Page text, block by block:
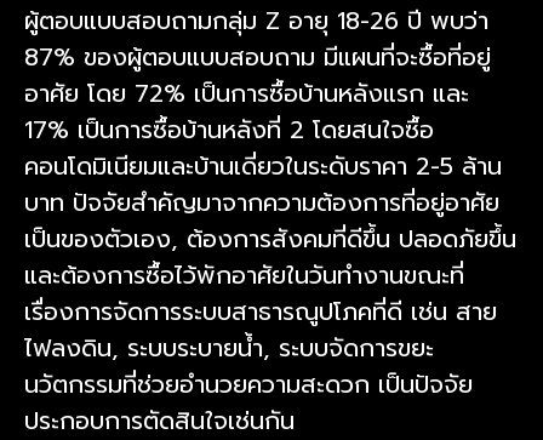
ผู้ตอบแบบสอบถามกลุ่ม Z อายุ 18-26 ปี พบว่า
87% ของผู้ตอบแบบสอบถาม มีแผนที่จะซื้อที่อยู่
อาศัย โดย 72% เป็นการซื้อบ้านหลังแรก และ
17% เป็นการซื้อบ้านหลังที่ 2 โดยสนใจซื้อ
คอนโดมิเนียมและบ้านเดี่ยวในระดับราคา 2-5 ล้าน
บาท ปัจจัยสำคัญมาจากความต้องการที่อยู่อาศัย
เป็นของตัวเอง, ต้องการสังคมที่ดีขึ้น ปลอดภัยขึ้น
และต้องการซื้อไว้พักอาศัยในวันทำงานขณะที่
เรื่องการจัดการระบบสาธารณูปโภคที่ดี เช่น สาย
ไฟลงดิน, ระบบระบายน้ำ, ระบบจัดการขยะ
นวัตกรรมที่ช่วยอำนวยความสะดวก เป็นปัจจัย
ประกอบการตัดสินใจเช่นกัน